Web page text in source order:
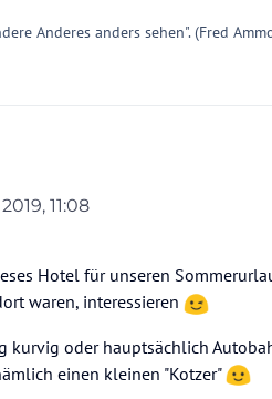
Anderes anders sehen". (Fred
11:08
Hotel für unseren
waren, interessieren
kurvig oder hauptsächlich
einen kleinen "Kotzer"